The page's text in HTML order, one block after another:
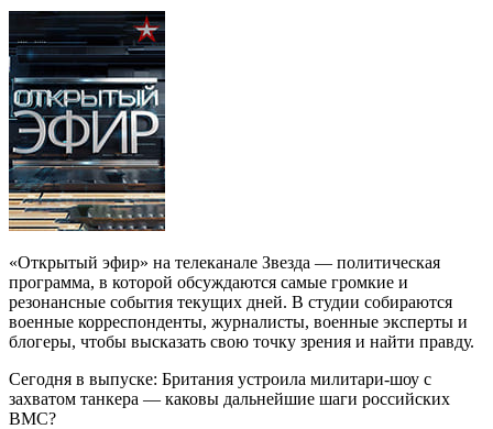
«Открытый эфир» на телеканале Звезда — политическая
программа, в которой обсуждаются самые громкие и
резонансные события текущих дней. В студии собираются
военные корреспонденты, журналисты, военные эксперты и
блогеры, чтобы высказать свою точку зрения и найти правду.
Сегодня в выпуске: Британия устроила милитари‑шоу с
захватом танкера — каковы дальнейшие шаги российских
ВМС?